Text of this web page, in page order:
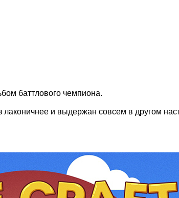
баттлового чемпиона.
лаконичнее и выдержан совсем в другом